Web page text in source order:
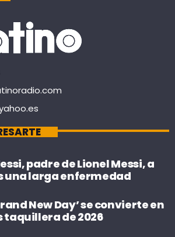
padre de Lionel Messi, a
una larga enfermedad
New Day’ se convierte en
taquillera de 2026